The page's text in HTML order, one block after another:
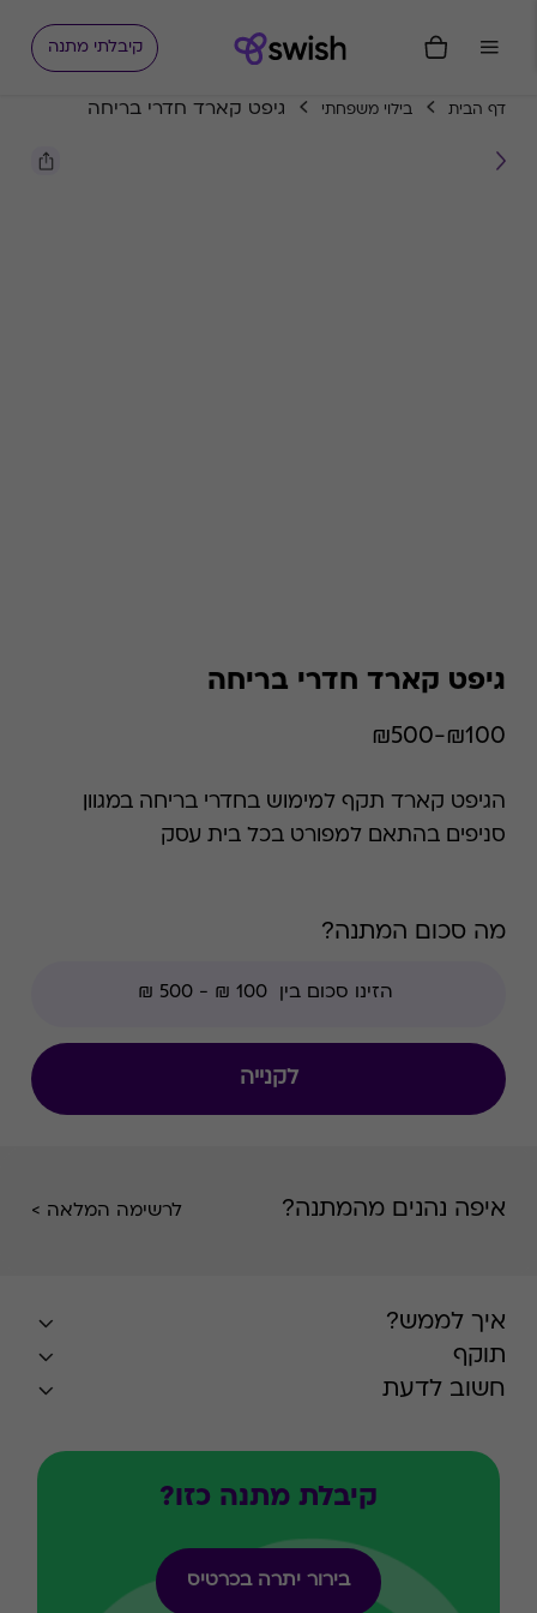
קיבלתי מתנה
דף הבית בילוי משפחתי גיפט קארד חדרי בריחה
גיפט קארד חדרי בריחה
₪100-₪500
הגיפט קארד תקף למימוש בחדרי בריחה במגוון
סניפים בהתאם למפורט בכל בית עסק
מה סכום המתנה?
לקנייה
איפה נהנים מהמתנה? לרשימה המלאה >
איך לממש?
תוקף
חשוב לדעת
קיבלת מתנה כזו?
בירור יתרה בכרטיס